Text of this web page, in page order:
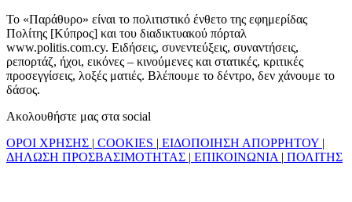
Το «Παράθυρο» είναι το πολιτιστικό ένθετο της εφημερίδας
Πολίτης [Κύπρος] και του διαδικτυακού πόρταλ
www.politis.com.cy. Ειδήσεις, συνεντεύξεις, συναντήσεις,
ρεπορτάζ, ήχοι, εικόνες – κινούμενες και στατικές, κριτικές
προσεγγίσεις, λοξές ματιές. Βλέπουμε το δέντρο, δεν χάνουμε το
δάσος.
Ακολουθήστε μας στα social
ΟΡΟΙ ΧΡΗΣΗΣ | COOKIES | ΕΙΔΟΠΟΙΗΣΗ ΑΠΟΡΡΗΤΟΥ |
ΔΗΛΩΣΗ ΠΡΟΣΒΑΣΙΜΟΤΗΤΑΣ | ΕΠΙΚΟΙΝΩΝΙΑ | ΠΟΛΙΤΗΣ